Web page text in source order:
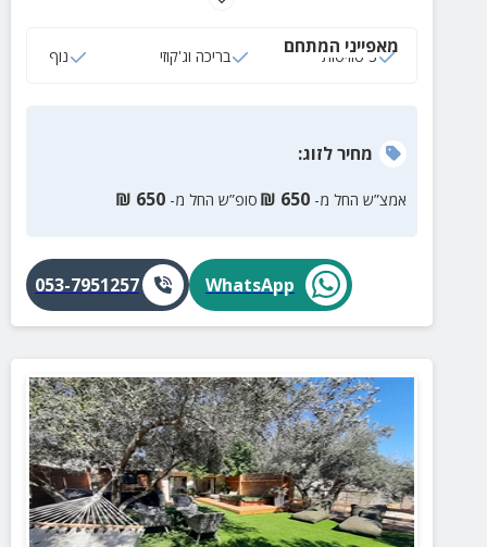
מאפייני המתחם
3 סוויטות בריכה וג'קוזי נוף
מחירלזוג:
אמצ”ש החל מ- 650
₪ סופ”ש החל מ- 650
₪
WhatsApp
053-7951257